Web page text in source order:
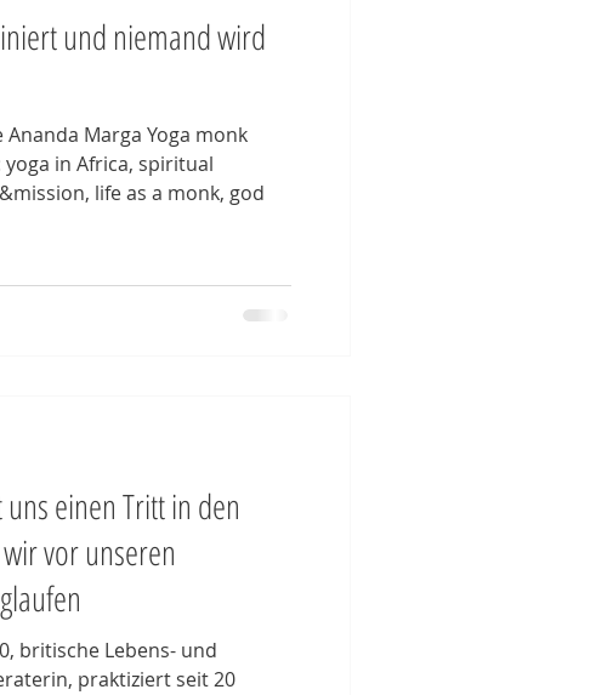
und niemand wird
Marga Yoga monk
in Africa, spiritual
life as a monk, god
uns einen Tritt in den
vor unseren
britische Lebens- und
praktiziert seit 20